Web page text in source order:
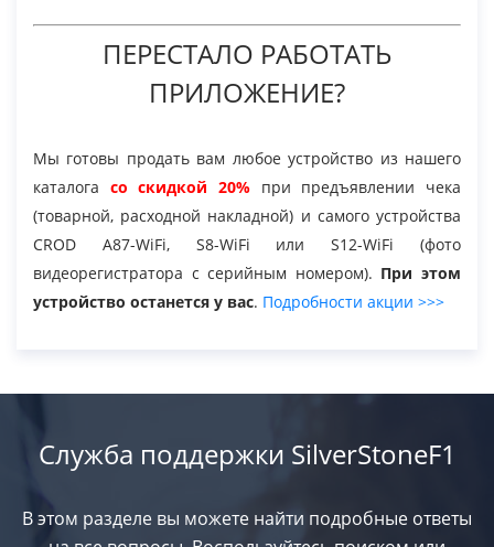
ПЕРЕСТАЛО РАБОТАТЬ
ПРИЛОЖЕНИЕ?
Мы готовы продать вам любое устройство из нашего
каталога со скидкой 20% при предъявлении чека
(товарной, расходной накладной) и самого устройства
CROD A87-WiFi, S8-WiFi или S12-WiFi (фото
видеорегистратора с серийным номером). При этом
устройство останется у вас. Подробности акции >>>
Драйвер
Вопрос-ответ
Документы
Служба поддержки SilverStoneF1
В этом разделе вы можете найти подробные ответы